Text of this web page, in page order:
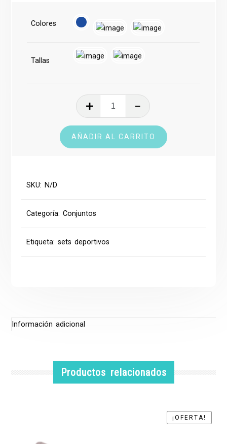
Colores
Tallas
Conjunto
Deportivo
cantidad
AÑADIR AL CARRITO
SKU: N/D
Categoría:Conjuntos
Etiqueta:sets deportivos
Información adicional
Productos relacionados
¡OFERTA!
¡OFERTA!